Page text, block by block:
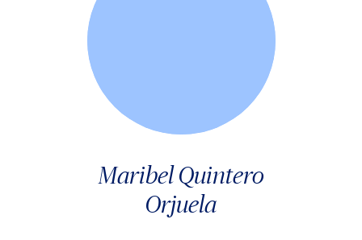
Maribel Quintero
Orjuela